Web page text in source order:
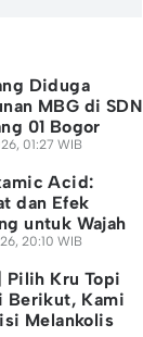
Diduga
MBG di SDN
01 Bogor
01:27 WIB
Acid:
dan Efek
untuk Wajah
20:10 WIB
Pilih Kru Topi
Berikut, Kami
Melankolis